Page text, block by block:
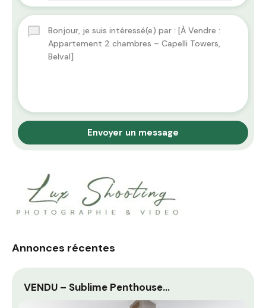
Envoyer un message
Annonces récentes
VENDU – Sublime Penthouse…